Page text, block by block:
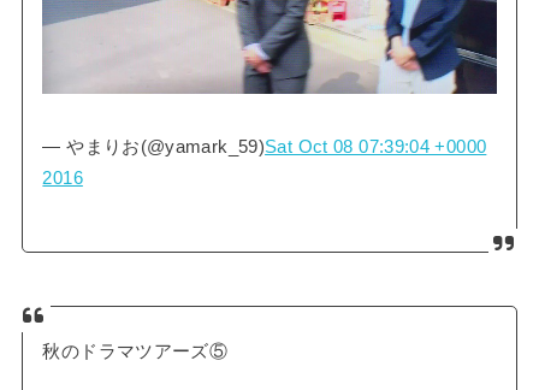
— やまりお(@yamark_59)Sat Oct 08 07:39:04 +0000
2016
秋のドラマツアーズ⑤